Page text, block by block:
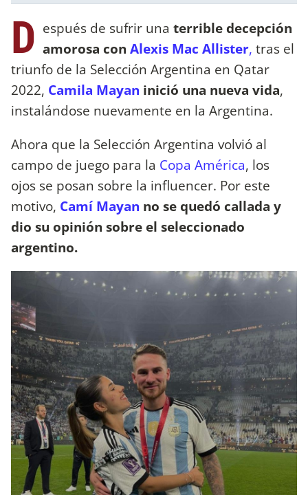
D espués de sufrir una terrible decepción
amorosa con Alexis Mac Allister, tras el
triunfo de la Selección Argentina en Qatar
2022, Camila Mayan inició una nueva vida,
instalándose nuevamente en la Argentina.
Ahora que la Selección Argentina volvió al
campo de juego para la Copa América, los
ojos se posan sobre la influencer. Por este
motivo, Camí Mayan no se quedó callada y
dio su opinión sobre el seleccionado
argentino.